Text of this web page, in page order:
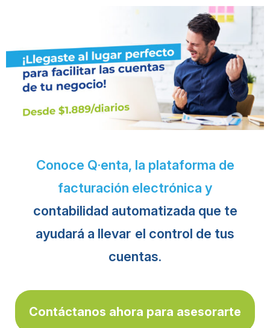
Conoce Q·enta, la plataforma de
facturación electrónica y
contabilidad automatizada que te
ayudará a llevar el control de tus
cuentas.
Contáctanos ahora para asesorarte